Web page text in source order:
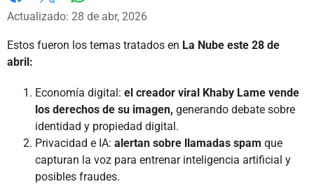
Facebook
X
Actualizado: 28 de abr, 2026
Estos fueron los temas tratados en La Nube este 28 de
abril:
Economía digital: el creador viral Khaby Lame vende
los derechos de su imagen, generando debate sobre
identidad y propiedad digital.
Privacidad e IA: alertan sobre llamadas spam que
capturan la voz para entrenar inteligencia artificial y
posibles fraudes.